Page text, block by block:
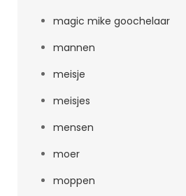
magic mike goochelaar
mannen
meisje
meisjes
mensen
moer
moppen